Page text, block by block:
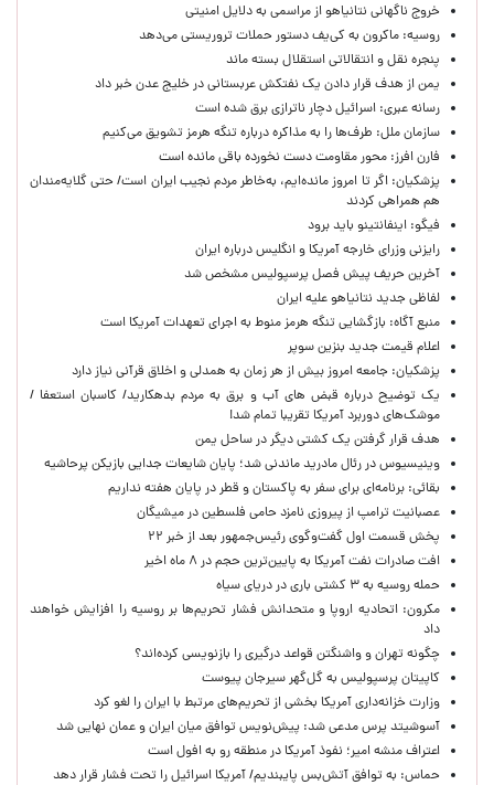
خروج ناگهانی نتانیاهو از مراسمی به دلایل امنیتی
روسیه: ماکرون به کی‌یف دستور حملات تروریستی می‌دهد
پنجره‌ نقل و انتقالاتی استقلال بسته ماند
یمن از هدف قرار دادن یک نفتکش عربستانی در خلیج عدن خبر داد
رسانه عبری: اسرائیل دچار ناترازی برق شده است
سازمان ملل: طرف‌ها را به مذاکره درباره تنگه هرمز تشویق می‌کنیم
فارن افرز: محور مقاومت دست نخورده باقی مانده است
پزشکیان: اگر تا امروز مانده‌ایم، به‌خاطر مردم نجیب ایران است/ حتی گلایه‌مندان
هم همراهی کردند
فیگو: اینفانتینو باید برود
رایزنی وزرای خارجه آمریکا و انگلیس درباره ایران
آخرین حریف پیش فصل پرسپولیس مشخص شد
لفاظی جدید نتانیاهو علیه ایران
منبع آگاه: بازگشایی تنگه هرمز منوط به اجرای تعهدات آمریکا است
اعلام قیمت جدید بنزین سوپر
پزشکیان: جامعه امروز بیش از هر زمان به همدلی و اخلاق قرآنی نیاز دارد
یک توضیح درباره قبض های آب و برق به مردم بدهکارید/ کاسبان استعفا /
موشک‌های دوربرد آمریکا تقریبا تمام شد!
هدف قرار گرفتن یک کشتی دیگر در ساحل یمن
وینیسیوس در رئال مادرید ماندنی شد؛ پایان شایعات جدایی بازیکن پرحاشیه
بقائی: برنامه‌ای برای سفر به پاکستان و قطر در پایان هفته نداریم
عصبانیت ترامپ از پیروزی نامزد حامی فلسطین در میشیگان
پخش قسمت اول گفت‌وگوی رئیس‌جمهور بعد از خبر ۲۲
افت صادرات نفت آمریکا به پایین‌ترین حجم در ۸ ماه اخیر
حمله روسیه به ۳ کشتی باری در دریای سیاه
مکرون: اتحادیه اروپا و متحدانش فشار تحریم‌ها بر روسیه را افزایش خواهند
داد
چگونه تهران و واشنگتن قواعد درگیری را بازنویسی کرده‌اند؟
کاپیتان پرسپولیس به گل‌گهر سیرجان پیوست
وزارت خزانه‌داری آمریکا بخشی از تحریم‌های مرتبط با ایران را لغو کرد
آسوشیتد پرس مدعی شد: پیش‌نویس توافق میان ایران و عمان نهایی شد
اعتراف منشه امیر؛ نفوذ آمریکا در منطقه رو به افول است
حماس: به توافق آتش‌بس پایبندیم/ آمریکا اسرائیل را تحت فشار قرار دهد